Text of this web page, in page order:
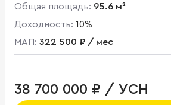
Общая площадь: 95.6 м²
Доходность: 10%
МАП: 322 500 ₽ / мес
38 700 000 ₽ / УСН